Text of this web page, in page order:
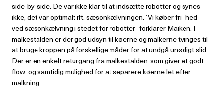
side-by-side. De var ikke klar til at indsætte robotter og synes
ikke, det var optimalt ift. sæsonkælvningen. ”Vi køber fri- hed
ved sæsonkælvning i stedet for robotter” forklarer Maiken. I
malkestalden er der god udsyn til køerne og malkerne tvinges til
at bruge kroppen på forskellige måder for at undgå unødigt slid.
Der er en enkelt returgang fra malkestalden, som giver et godt
flow, og samtidig mulighed for at separere køerne let efter
malkning.